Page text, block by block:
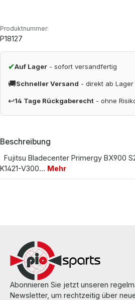
Produktnummer:
P18127
✔Auf Lager - sofort versandfertig
🚚Schneller Versand - direkt ab Lager
↩14 Tage Rückgaberecht - ohne
Beschreibung
Fujitsu Bladecenter Primergy BX900
K1421-V300… Mehr
Abonnieren Sie jetzt unseren
Newsletter, um rechtzeitig über